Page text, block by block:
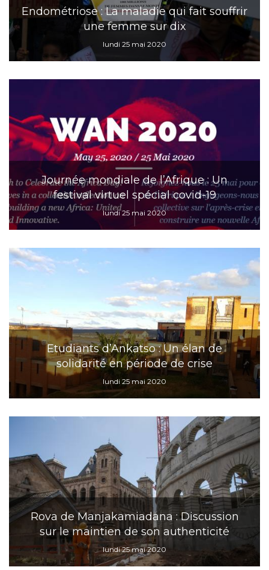
Endométriose : La maladie qui fait souffrir
une femme sur dix
lundi 25 mai 2020
Journée mondiale de l’Afrique : Un
festival virtuel spécial covid-19
lundi 25 mai 2020
Etudiants d’Ankatso : Un élan de
solidarité en période de crise
lundi 25 mai 2020
Rova de Manjakamiadana : Discussion
sur le maintien de son authenticité
lundi 25 mai 2020